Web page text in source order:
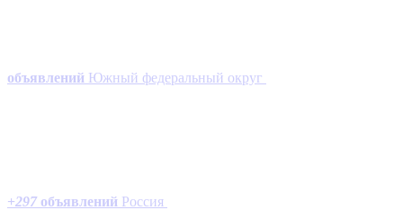
объявлений Южный федеральный округ
+297 объявлений Россия